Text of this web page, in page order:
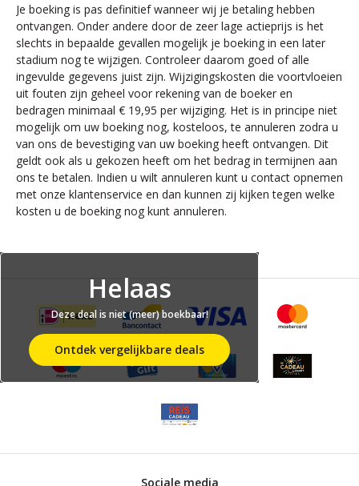
Je boeking is pas definitief wanneer wij je betaling hebben
ontvangen. Onder andere door de zeer lage actieprijs is het
slechts in bepaalde gevallen mogelijk je boeking in een later
stadium nog te wijzigen. Controleer daarom goed of alle
ingevulde gegevens juist zijn. Wijzigingskosten die voortvloeien
uit fouten zijn geheel voor rekening van de boeker en
bedragen minimaal € 19,95 per wijziging. Het is in principe niet
mogelijk om uw boeking nog, kosteloos, te annuleren zodra u
van ons de bevestiging van uw boeking heeft ontvangen. Dit
geldt ook als u gekozen heeft om het bedrag in termijnen aan
ons te betalen. Indien u wilt annuleren kunt u contact opnemen
met onze klantenservice en dan kunnen zij kijken tegen welke
kosten u de boeking nog kunt annuleren.
Helaas
Deze deal is niet (meer) boekbaar!
Ontdek vergelijkbare deals
Sociale media